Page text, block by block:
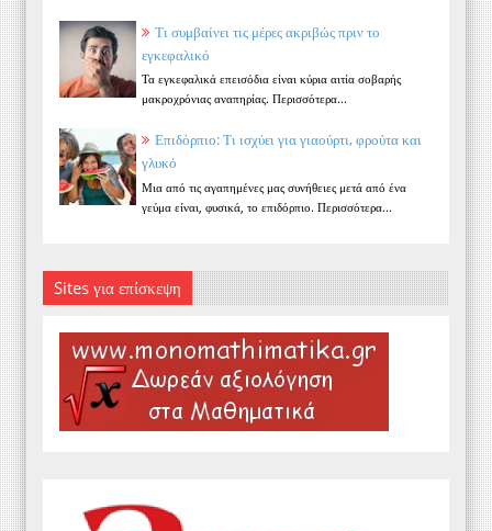
Τι συμβαίνει τις μέρες ακριβώς πριν το
εγκεφαλικό
Τα εγκεφαλικά επεισόδια είναι κύρια αιτία σοβαρής
μακροχρόνιας αναπηρίας. Περισσότερα...
Επιδόρπιο: Τι ισχύει για γιαούρτι, φρούτα και
γλυκό
Μια από τις αγαπημένες μας συνήθειες μετά από ένα
γεύμα είναι, φυσικά, το επιδόρπιο. Περισσότερα...
Sites για επίσκεψη